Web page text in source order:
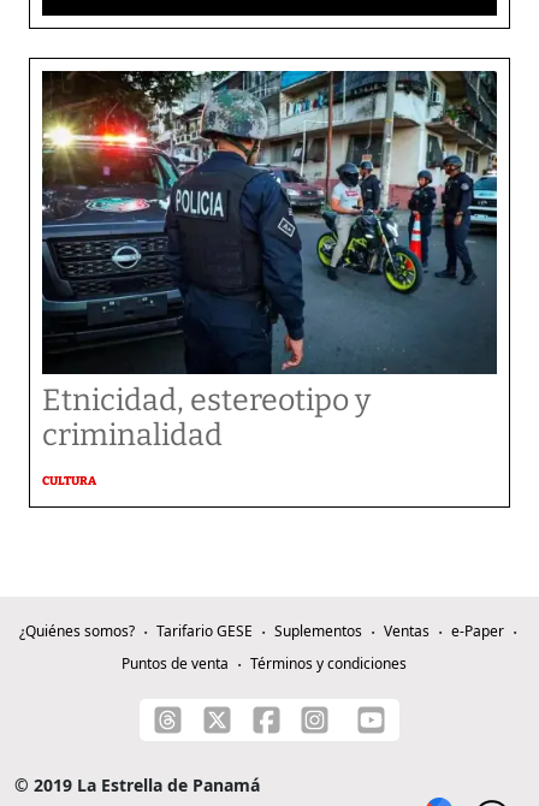
Etnicidad, estereotipo y
criminalidad
CULTURA
¿Quiénes somos? Tarifario GESE Suplementos Ventas
e-Paper
Puntos de venta
Términos y condiciones
© 2019 La Estrella de Panamá